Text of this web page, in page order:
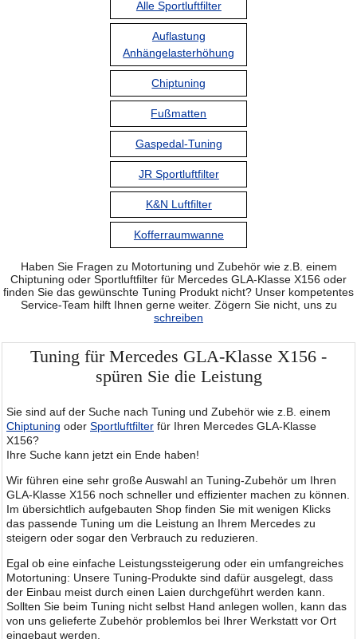
Alle Sportluftfilter
Auflastung
Anhängelasterhöhung
Chiptuning
Fußmatten
Gaspedal-Tuning
JR Sportluftfilter
K&N Luftfilter
Kofferraumwanne
Haben Sie Fragen zu Motortuning und Zubehör wie z.B. einem
Chiptuning oder Sportluftfilter für Mercedes GLA-Klasse X156 oder
finden Sie das gewünschte Tuning Produkt nicht? Unser kompetentes
Service-Team hilft Ihnen gerne weiter. Zögern Sie nicht, uns zu
schreiben
Tuning für Mercedes GLA-Klasse X156 -
spüren Sie die Leistung
Sie sind auf der Suche nach Tuning und Zubehör wie z.B. einem
Chiptuning oder Sportluftfilter für Ihren Mercedes GLA-Klasse
X156?
Ihre Suche kann jetzt ein Ende haben!
Wir führen eine sehr große Auswahl an Tuning-Zubehör um Ihren
GLA-Klasse X156 noch schneller und effizienter machen zu können.
Im übersichtlich aufgebauten Shop finden Sie mit wenigen Klicks
das passende Tuning um die Leistung an Ihrem Mercedes zu
steigern oder sogar den Verbrauch zu reduzieren.
Egal ob eine einfache Leistungssteigerung oder ein umfangreiches
Motortuning: Unsere Tuning-Produkte sind dafür ausgelegt, dass
der Einbau meist durch einen Laien durchgeführt werden kann.
Sollten Sie beim Tuning nicht selbst Hand anlegen wollen, kann das
von uns gelieferte Zubehör problemlos bei Ihrer Werkstatt vor Ort
eingebaut werden.